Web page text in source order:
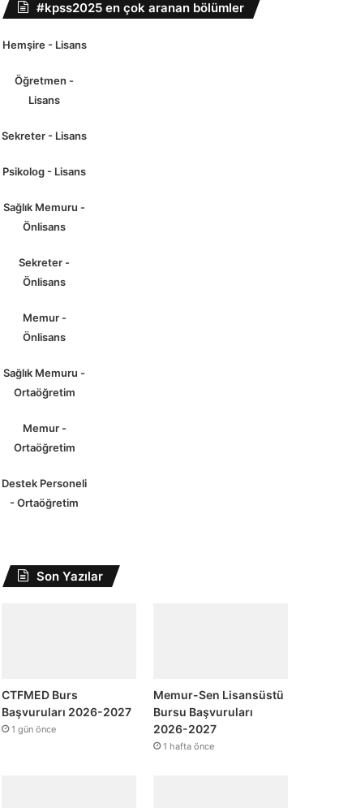
#kpss2025 en çok aranan bölümler
Hemşire - Lisans
Öğretmen -
Lisans
Sekreter - Lisans
Psikolog - Lisans
Sağlık Memuru -
Önlisans
Sekreter -
Önlisans
Memur -
Önlisans
Sağlık Memuru -
Ortaöğretim
Memur -
Ortaöğretim
Destek Personeli
- Ortaöğretim
Son Yazılar
CTFMED Burs
Başvuruları 2026-2027
1 gün önce
Memur-Sen Lisansüstü
Bursu Başvuruları
2026-2027
1 hafta önce